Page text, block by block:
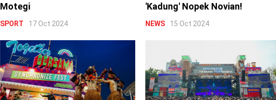
Motegi
SPORT 17 Oct 2024
'Kadung' Nopek Novian!
NEWS 15 Oct 2024